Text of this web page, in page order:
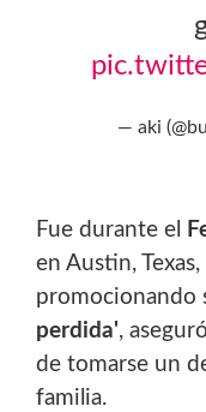
— aki
Fue durante el
en Austin,
promocionando
perdida',
de tomarse un
familia.